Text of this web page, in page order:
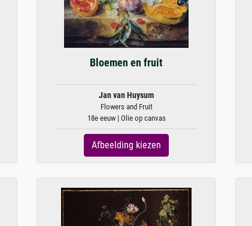
Bloemen en fruit
Jan van Huysum
Flowers and Fruit
18e eeuw | Olie op canvas
Afbeelding kiezen